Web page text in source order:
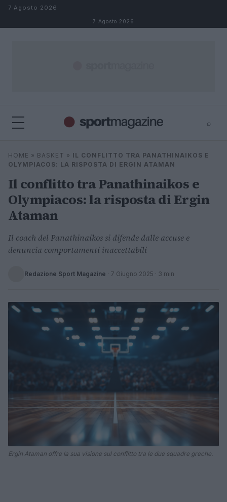
Salta al contenuto
7 Agosto 2026
7 Agosto 2026
⌕
Cerca
⌕
HOME » BASKET » IL CONFLITTO TRA PANATHINAIKOS E
OLYMPIACOS: LA RISPOSTA DI ERGIN ATAMAN
Il conflitto tra Panathinaikos e
Olympiacos: la risposta di Ergin
Ataman
Il coach del Panathinaikos si difende dalle accuse e
denuncia comportamenti inaccettabili
Redazione Sport Magazine · 7 Giugno 2025 · 3 min
Ergin Ataman offre la sua visione sul conflitto tra le due squadre greche.